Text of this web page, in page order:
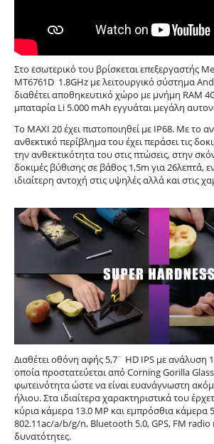
Στο εσωτερικό του βρίσκεται επεξεργαστής
MT6761D 1.8GHz με λειτουργικό σύστημα
διαθέτει αποθηκευτικό χώρο με μνήμη RAM
μπαταρία Li 5.000 mAh εγγυάται μεγάλη
Το MAXI 20 έχει πιστοποιηθεί με IP68. Με το
ανθεκτικό περίβλημα του έχει περάσει τις
την ανθεκτικότητα του στις πτώσεις, στην
δοκιμές βύθισης σε βάθος 1,5m για 26λεπτά,
ιδιαίτερη αντοχή στις υψηλές αλλά και στις
Διαθέτει οθόνη αφής 5,7¨ HD IPS με ανάλυση
οποία προστατεύεται από Corning Gorilla
φωτεινότητα ώστε να είναι ευανάγνωστη
ήλιου. Στα ιδιαίτερα χαρακτηριστικά του
κύρια κάμερα 13.0 MP και εμπρόσθια κάμερα
802.11ac/a/b/g/n, Bluetooth 5.0, GPS, FM radio
δυνατότητες.